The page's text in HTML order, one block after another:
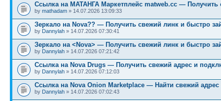
Ссылка на МАТАНГА Маркетплейс matweb.cc — Получить
by mathadam » 14.07.2026 13:09:33
Зеркало на Nova?? — Получить свежий линк и быстро
by Dannylah » 14.07.2026 07:30:41
Зеркало на <Nova> — Получить свежий линк и быстро
by Dannylah » 14.07.2026 07:21:42
Ссылка на Nova Drugs — Получить свежий адрес и
by Dannylah » 14.07.2026 07:12:03
Ссылка на Nova Onion Marketplace — Найти свежий
by Dannylah » 14.07.2026 07:02:43